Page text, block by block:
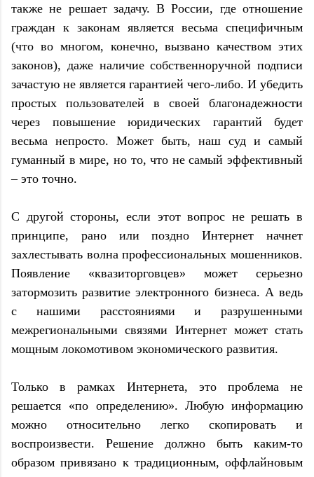
также не решает задачу. В России, где отношение
граждан к законам является весьма специфичным
(что во многом, конечно, вызвано качеством этих
законов), даже наличие собственноручной подписи
зачастую не является гарантией чего-либо. И убедить
простых пользователей в своей благонадежности
через повышение юридических гарантий будет
весьма непросто. Может быть, наш суд и самый
гуманный в мире, но то, что не самый эффективный
– это точно.
С другой стороны, если этот вопрос не решать в
принципе, рано или поздно Интернет начнет
захлестывать волна профессиональных мошенников.
Появление «квазиторговцев» может серьезно
затормозить развитие электронного бизнеса. А ведь
с нашими расстояниями и разрушенными
межрегиональными связями Интернет может стать
мощным локомотивом экономического развития.
Только в рамках Интернета, это проблема не
решается «по определению». Любую информацию
можно относительно легко скопировать и
воспроизвести. Решение должно быть каким-то
образом привязано к традиционным, оффлайновым